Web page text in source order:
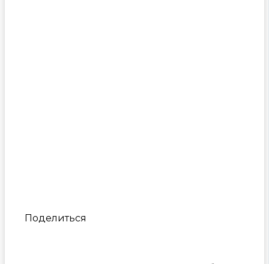
Поделиться